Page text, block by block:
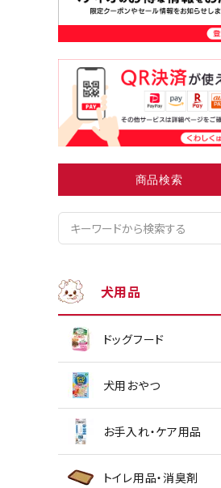
首輪・ハーネス・リード
替え・交換パーツ
小型犬にオススメ
商品検索
犬用品
ドッグフード
犬用おやつ
お手入れ・ケア用品
トイレ用品・消臭剤